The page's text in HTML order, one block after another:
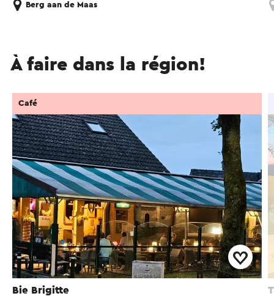
Berg aan de Maas
À faire dans la région!
Bie Brigitte
Café